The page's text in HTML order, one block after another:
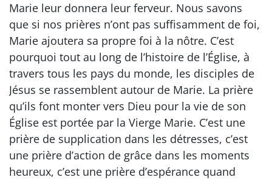
Marie leur donnera leur ferveur. Nous savons
que si nos prières n’ont pas suffisamment de foi,
Marie ajoutera sa propre foi à la nôtre. C’est
pourquoi tout au long de l’histoire de l’Église, à
travers tous les pays du monde, les disciples de
Jésus se rassemblent autour de Marie. La prière
qu’ils font monter vers Dieu pour la vie de son
Église est portée par la Vierge Marie. C’est une
prière de supplication dans les détresses, c’est
une prière d’action de grâce dans les moments
heureux, c’est une prière d’espérance quand